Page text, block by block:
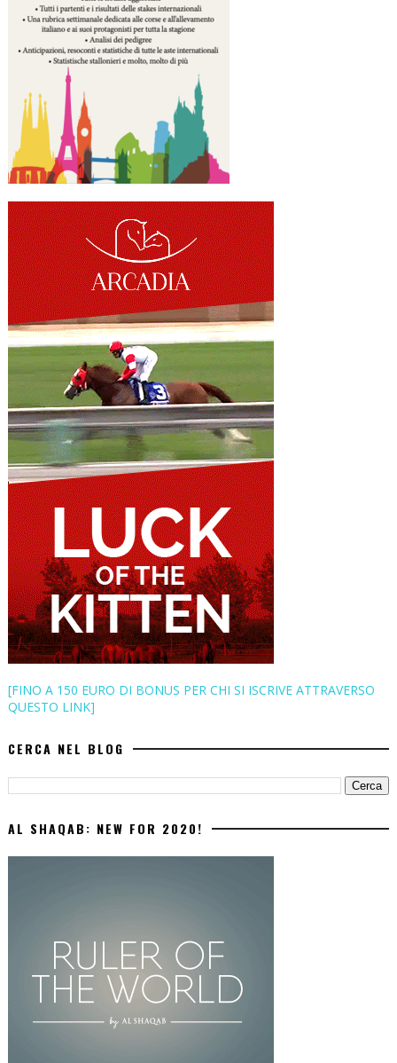
[FINO A 150 EURO DI BONUS PER CHI SI ISCRIVE ATTRAVERSO
QUESTO LINK]
CERCA NEL BLOG
AL SHAQAB: NEW FOR 2020!